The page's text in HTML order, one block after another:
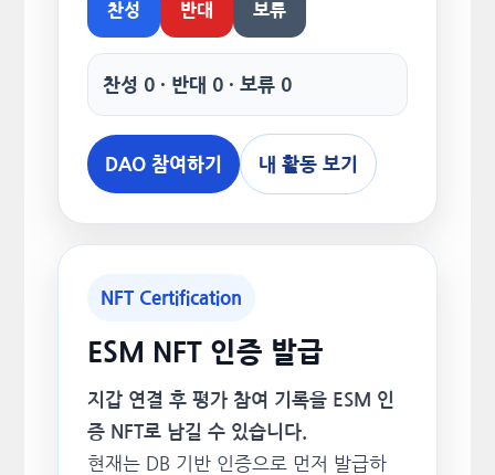
찬성 반대 보류
찬성 0 · 반대 0 · 보류 0
DAO 참여하기 내 활동 보기
NFT Certification
ESM NFT 인증 발급
지갑 연결 후 평가 참여 기록을 ESM 인
증 NFT로 남길 수 있습니다.
현재는 DB 기반 인증으로 먼저 발급하